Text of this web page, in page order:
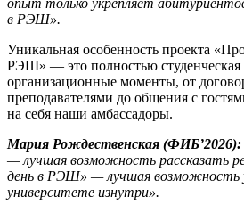
в РЭШ».
Уникальная особенность проекта
РЭШ» — это полностью студенческая
организационные моменты, от
преподавателями до общения с
на себя наши амбассадоры.
Мария Рождественская (ФИБ’2026):
— лучшая возможность рассказать
день в РЭШ» — лучшая возможность
университете изнутри».